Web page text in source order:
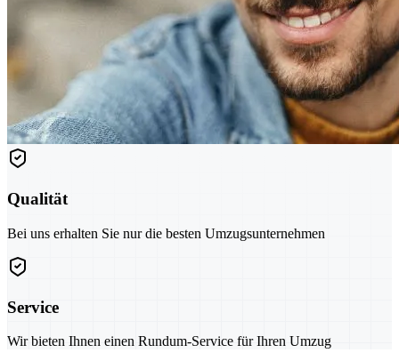
Qualität
Bei uns erhalten Sie nur die besten Umzugsunternehmen
Service
Wir bieten Ihnen einen Rundum-Service für Ihren Umzug